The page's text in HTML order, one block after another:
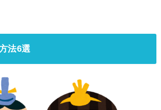
法6選